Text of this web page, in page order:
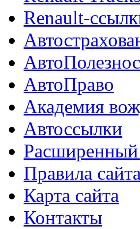
Renault-
АвтоПраво
Академия
Автоссылки
Правила сайта
Карта сайта
Контакты